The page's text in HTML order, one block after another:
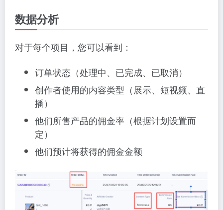
数据分析
对于每个项目，您可以看到：
订单状态（处理中、已完成、已取消）
创作者使用的内容类型（展示、短视频、直
播）
他们所售产品的佣金率（根据计划设置而
定）
他们预计将获得的佣金金额